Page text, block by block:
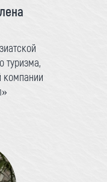
туризма,
компании